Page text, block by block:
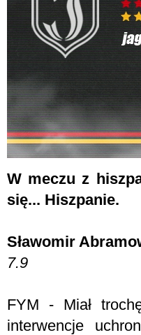
W meczu z
się... Hiszpanie.
Sławomir
7.9
FYM - Miał
interwencje